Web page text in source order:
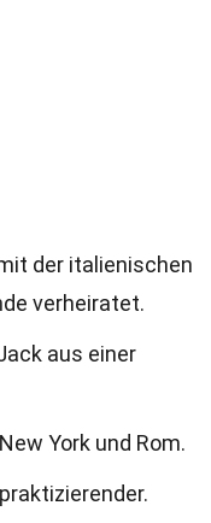
der italienischen
verheiratet.
aus einer
York und Rom.